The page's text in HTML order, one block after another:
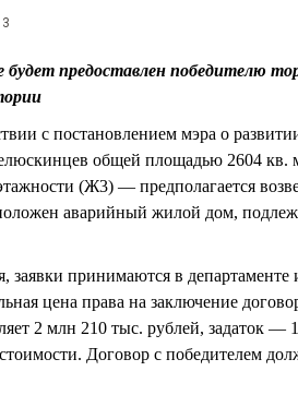
предоставлен победителю
с постановлением мэра о
общей площадью 2604 кв.
(Ж3) — предполагается
аварийный жилой дом,
заявки принимаются в
цена права на заключение
2 млн 210 тыс. рублей, задаток —
Договор с победителем